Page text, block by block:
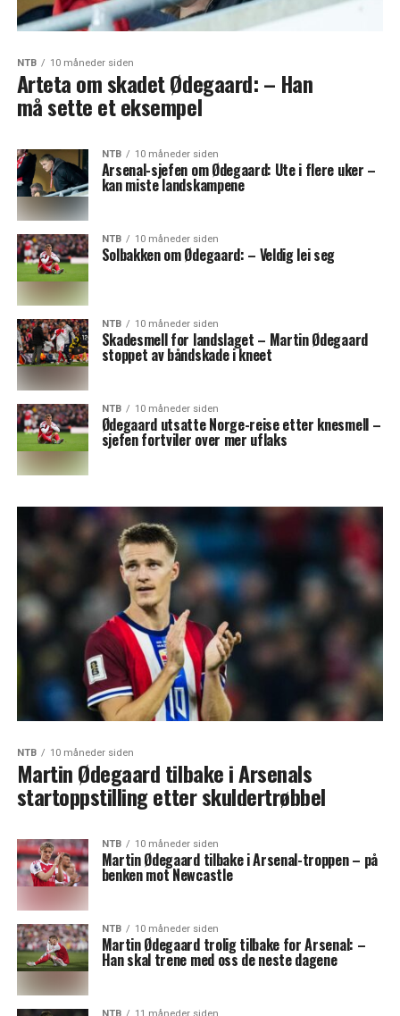
NTB 10 måneder siden
Arteta om skadet Ødegaard: – Han
må sette et eksempel
NTB 10 måneder siden
Arsenal-sjefen om Ødegaard: Ute i flere uker –
kan miste landskampene
NTB 10 måneder siden
Solbakken om Ødegaard: – Veldig lei seg
NTB 10 måneder siden
Skadesmell for landslaget – Martin Ødegaard
stoppet av båndskade i kneet
NTB 10 måneder siden
Ødegaard utsatte Norge-reise etter knesmell –
sjefen fortviler over mer uflaks
NTB 10 måneder siden
Martin Ødegaard tilbake i Arsenals
startoppstilling etter skuldertrøbbel
NTB 10 måneder siden
Martin Ødegaard tilbake i Arsenal-troppen – på
benken mot Newcastle
NTB 10 måneder siden
Martin Ødegaard trolig tilbake for Arsenal: –
Han skal trene med oss de neste dagene